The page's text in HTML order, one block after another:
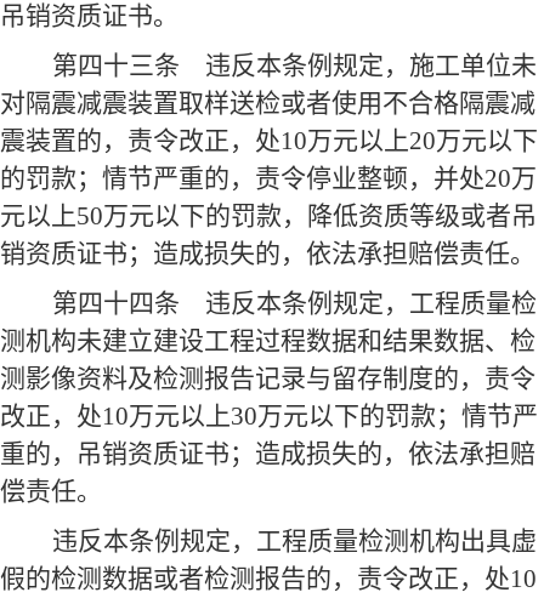
吊销资质证书。
第四十三条 违反本条例规定，施工单位未
对隔震减震装置取样送检或者使用不合格隔震减
震装置的，责令改正，处10万元以上20万元以下
的罚款；情节严重的，责令停业整顿，并处20万
元以上50万元以下的罚款，降低资质等级或者吊
销资质证书；造成损失的，依法承担赔偿责任。
第四十四条 违反本条例规定，工程质量检
测机构未建立建设工程过程数据和结果数据、检
测影像资料及检测报告记录与留存制度的，责令
改正，处10万元以上30万元以下的罚款；情节严
重的，吊销资质证书；造成损失的，依法承担赔
偿责任。
违反本条例规定，工程质量检测机构出具虚
假的检测数据或者检测报告的，责令改正，处10